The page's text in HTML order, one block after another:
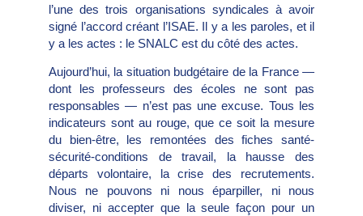
l’une des trois organisations syndicales à avoir
signé l’accord créant l’ISAE. Il y a les paroles, et il
y a les actes : le SNALC est du côté des actes.
Aujourd’hui, la situation budgétaire de la France —
dont les professeurs des écoles ne sont pas
responsables — n’est pas une excuse. Tous les
indicateurs sont au rouge, que ce soit la mesure
du bien-être, les remontées des fiches santé-
sécurité-conditions de travail, la hausse des
départs volontaire, la crise des recrutements.
Nous ne pouvons ni nous éparpiller, ni nous
diviser, ni accepter que la seule façon pour un